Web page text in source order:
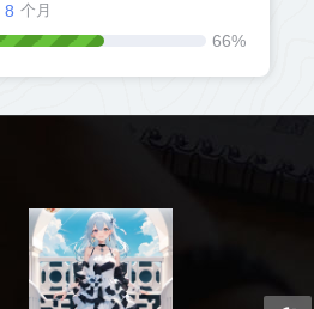
8 个月
66%